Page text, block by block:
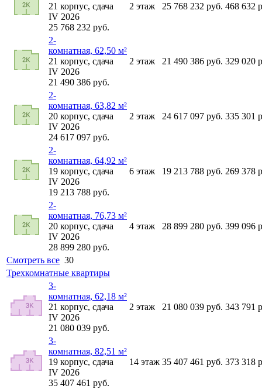
21 корпус, сдача
IV 2026
25 768 232 руб.
2 этаж 25 768 232 руб. 468 632
2-
комнатная, 62,50 м²
21 корпус, сдача
IV 2026
21 490 386 руб.
2 этаж 21 490 386 руб. 329 020
2-
комнатная, 63,82 м²
20 корпус, сдача
IV 2026
24 617 097 руб.
2 этаж 24 617 097 руб. 335 301
2-
комнатная, 64,92 м²
19 корпус, сдача
IV 2026
19 213 788 руб.
6 этаж 19 213 788 руб. 269 378
2-
комнатная, 76,73 м²
20 корпус, сдача
IV 2026
28 899 280 руб.
4 этаж 28 899 280 руб. 399 096
Смотреть все 30
Трехкомнатные квартиры
3-
комнатная, 62,18 м²
21 корпус, сдача
IV 2026
21 080 039 руб.
2 этаж 21 080 039 руб. 343 791
3-
комнатная, 82,51 м²
19 корпус, сдача
IV 2026
35 407 461 руб.
14 этаж 35 407 461 руб. 373 318